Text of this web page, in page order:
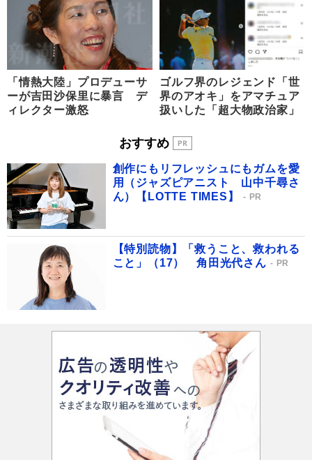
「情熱大陸」プロデューサ
ーが吉田沙保里に暴言 デ
ィレクター激怒
ゴルフ界のレジェンド「世
界のアオキ」をアマチュア
扱いした「超大物政治家」
おすすめ
創作にもリフレッシュにもガムを愛
用（ジャズピアニスト 山中千尋さ
ん）【LOTTE TIMES】
PR
【特別読物】「救うこと、救われる
こと」（17） 角田光代さん
PR